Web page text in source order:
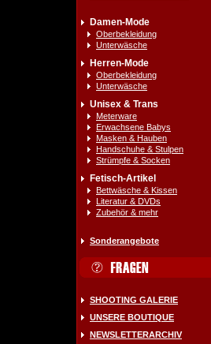
Damen-Mode
Oberbekleidung
Unterwäsche
Herren-Mode
Oberbekleidung
Unterwäsche
Unisex & Trans
Meterware
Erwachsene Babys
Masken & Hauben
Handschuhe & Stulpen
Strümpfe & Socken
Fetisch-Artikel
Bettwäsche & Kissen
Literatur & DVDs
Zubehör & mehr
Sonderangebote
SHOOTING GALERIE
UNSERE BOUTIQUE
NEWSLETTERARCHIV